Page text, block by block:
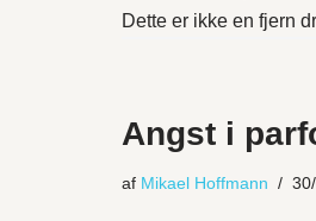
Dette er ikke en fjern
Angst i
af Mikael Hoffmann